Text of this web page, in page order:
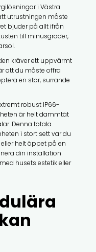
i Västra
utrustningen måste
bjuder på allt ifrån
till minusgrader,
kräver ett uppvärmt
att du måste offra
en stor, surrande
robust IP66-
är helt dammtät
Denna totala
i stort sett var du
helt öppet på en
din installation
husets estetik eller